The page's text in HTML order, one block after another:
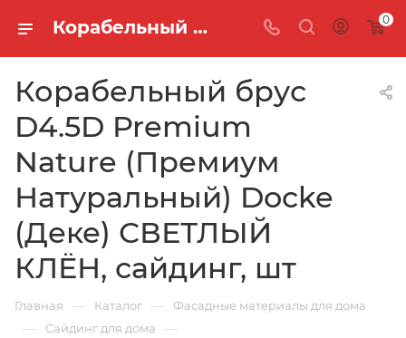
Ко­ра­бель­ный брус D4.5D Premium Nature (Премиум Натуральный) Docke (Деке) СВЕТЛЫЙ КЛЁН, сайдинг, шт 0
Ко­ра­бель­ный брус
D4.5D Premium
Nature (Премиум
Натуральный) Docke
(Деке) СВЕТЛЫЙ
КЛЁН, сайдинг, шт
Главная — Каталог — Фасадные материалы для дома
— Сайдинг для дома —